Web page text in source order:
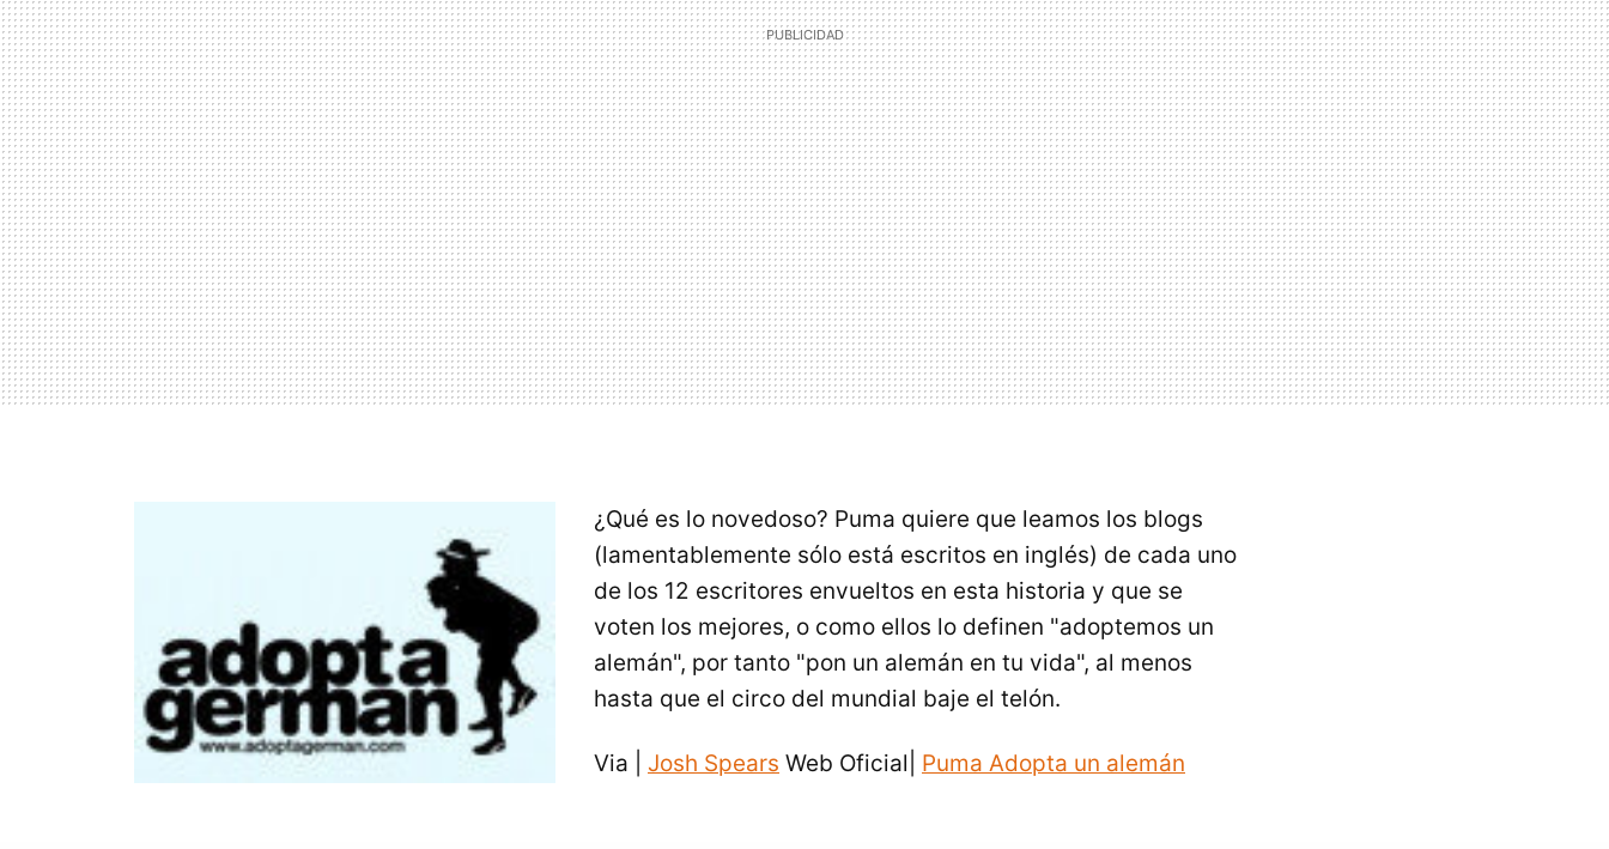
¿Qué es lo novedoso? Puma quiere que leamos los blogs
(lamentablemente sólo está escritos en inglés) de cada uno
de los 12 escritores envueltos en esta historia y que se
voten los mejores, o como ellos lo definen "adoptemos un
alemán", por tanto "pon un alemán en tu vida", al menos
hasta que el circo del mundial baje el telón.
Via | Josh Spears Web Oficial| Puma Adopta un alemán